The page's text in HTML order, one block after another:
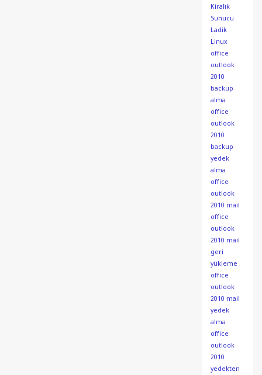
Kiralık
Sunucu
Ladik
Linux
office
outlook
2010
backup
alma
office
outlook
2010
backup
yedek
alma
office
outlook
2010 mail
office
outlook
2010 mail
geri
yükleme
office
outlook
2010 mail
yedek
alma
office
outlook
2010
yedekten